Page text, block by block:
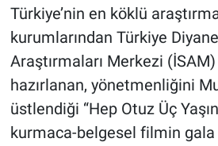
Türkiye’nin en köklü
kurumlarından Türkiye
Araştırmaları Merkezi
hazırlanan, yönetmenliğini
üstlendiği “Hep Otuz Üç
kurmaca-belgesel filmin